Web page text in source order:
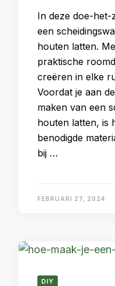
In deze doe-het-
een
houten latten.
praktische
creëren in elke
Voordat je aan
maken van een
houten latten, is
benodigde
bij …
FEBRUARI 27, 2024
DIY